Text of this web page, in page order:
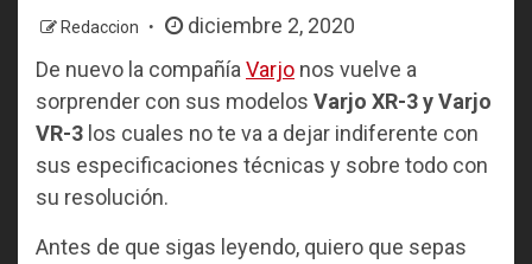
Redaccion
diciembre 2, 2020
De nuevo la compañía Varjo nos vuelve a
sorprender con sus modelos Varjo XR-3y Varjo
VR-3 los cuales no te va a dejar indiferente con
sus especificaciones técnicas y sobre todo con
su resolución.
Antes de que sigas leyendo, quiero que sepas